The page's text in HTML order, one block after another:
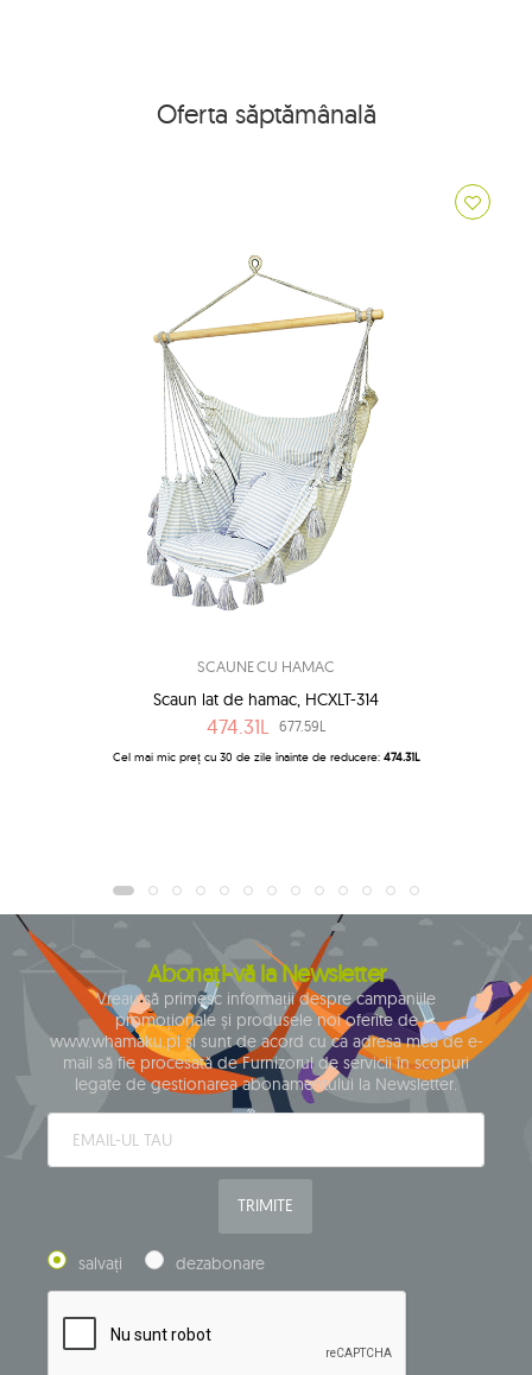
Oferta săptămânală
SCAUNE CU HAMAC
Scaun lat de hamac, HCXLT-314
474.31L 677.59L
Cel mai mic preț cu 30 de zile înainte de reducere: 474.31L
Abonați-vă la Newsletter
Vreau să primesc informații despre campaniile
promoționale și produsele noi oferite de
www.whamaku.pl și sunt de acord cu ca adresa mea de e-
mail să fie procesată de Furnizorul de servicii în scopuri
legate de gestionarea abonamentului la Newsletter.
TRIMITE
salvați dezabonare